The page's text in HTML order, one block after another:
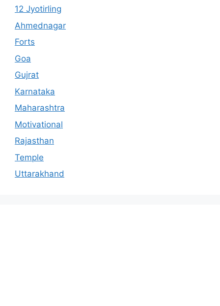
12 Jyotirling
Ahmednagar
Forts
Goa
Gujrat
Karnataka
Maharashtra
Motivational
Rajasthan
Temple
Uttarakhand